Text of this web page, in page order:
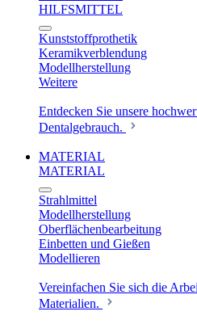
HILFSMITTEL
Kunststoffprothetik
Keramikverblendung
Modellherstellung
Weitere
Entdecken Sie unsere
Dentalgebrauch.
MATERIAL
MATERIAL
Strahlmittel
Modellherstellung
Oberflächenbearbeitung
Einbetten und Gießen
Modellieren
Vereinfachen Sie sich die
Materialien.